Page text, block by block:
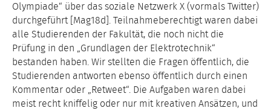
Olympiade“ über das soziale Netzwerk X (vormals Twitter)
durchgeführt [Mag18d]. Teilnahmeberechtigt waren dabei
alle Studierenden der Fakultät, die noch nicht die
Prüfung in den „Grundlagen der Elektrotechnik“
bestanden haben. Wir stellten die Fragen öffentlich, die
Studierenden antworten ebenso öffentlich durch einen
Kommentar oder „Retweet“. Die Aufgaben waren dabei
meist recht kniffelig oder nur mit kreativen Ansätzen, und